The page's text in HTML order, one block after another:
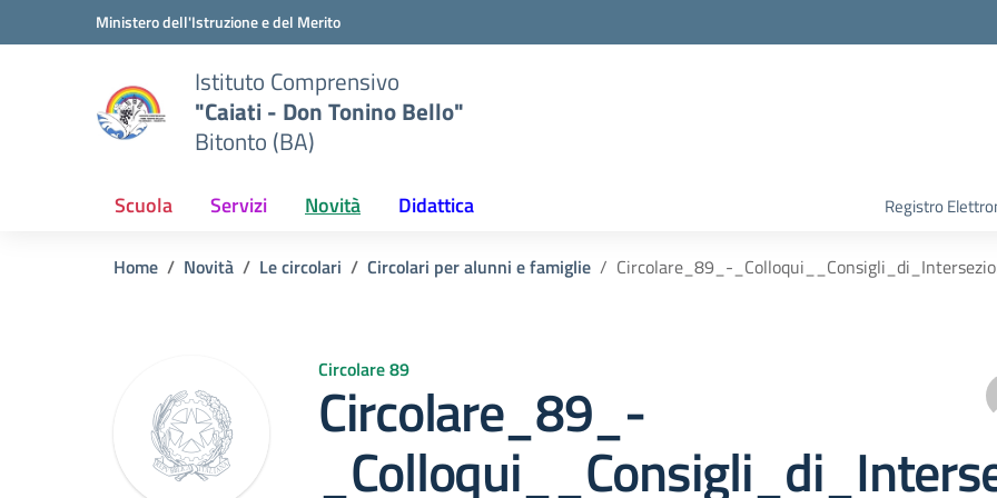
Vai ai contenuti
Vai al menu di navigazioneMinistero dell'Istruzione e del Merito
Istituto Comprensivo
"Caiati - Don Tonino Bello"
Bitonto (BA)
Scuola Servizi Novità Didattica Registro
Home Novità Le circolari Circolari per alunni e famiglie Circolare_89_-
Circolare 89
Circolare_89_-